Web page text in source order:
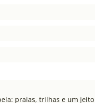
praias, trilhas e um